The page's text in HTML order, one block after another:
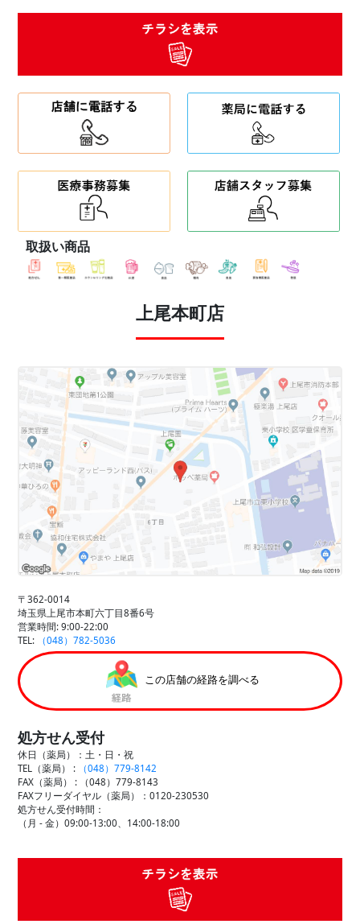
取扱い商品
上尾本町店
〒362-0014
埼玉県上尾市本町六丁目8番6号
営業時間: 9:00-22:00
TEL:
（048）782-5036
この店舗の経路を調べる
処方せん受付
休日（薬局）：土・日・祝
TEL（薬局） :
（048）779-8142
FAX（薬局） :
（048）779-8143
FAXフリーダイヤル（薬局）：0120-230530
処方せん受付時間：
（月 - 金）09:00-13:00、14:00-18:00